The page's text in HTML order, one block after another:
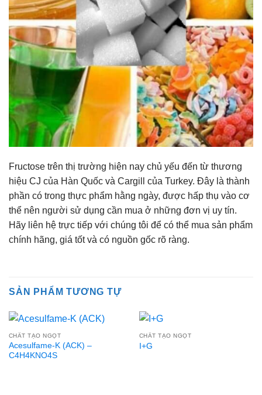
Fructose trên thị trường hiện nay chủ yếu đến từ thương
hiệu CJ của Hàn Quốc và Cargill của Turkey. Đây là thành
phần có trong thực phẩm hằng ngày, được hấp thụ vào cơ
thể nên người sử dụng cần mua ở những đơn vị uy tín.
Hãy liên hệ trực tiếp với chúng tôi để có thể mua sản phẩm
chính hãng, giá tốt và có nguồn gốc rõ ràng.
SẢN PHẨM TƯƠNG TỰ
CHẤT TẠO NGỌT
Acesulfame-K (ACK) –
C4H4KNO4S
CHẤT TẠO NGỌT
I+G